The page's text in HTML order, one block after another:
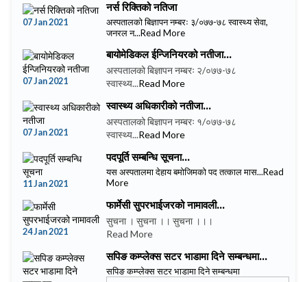
07 Jan 2021
नर्स रिक्तिको नतिजा
अस्पतालको बिज्ञापन नम्बरः ३/०७७-७८ स्वास्थ्य सेवा,
जनरल न...Read More
07 Jan 2021
बायोमेडिकल ईन्जिनियरको नतीजा...
अस्पतालको बिज्ञापन नम्बरः २/०७७-७८
स्वास्थ्य...Read More
07 Jan 2021
स्वास्थ्य अधिकारीको नतीजा...
अस्पतालको बिज्ञापन नम्बरः १/०७७-७८
स्वास्थ्य...Read More
11 Jan 2021
पदपूर्ति सम्बन्धि सूचना...
यस अस्पतालमा देहाय बमोजिमको पद तत्काल मास...Read
More
24 Jan 2021
फार्मेसी सुपरभाईजरको नामावली...
सुचना । सुचना ।। सुचना ।।।
Read More
सपिङ कम्प्लेक्स सटर भाडामा दिने सम्बन्धमा...
सपिङ कम्प्लेक्स सटर भाडामा दिने सम्बन्धमा